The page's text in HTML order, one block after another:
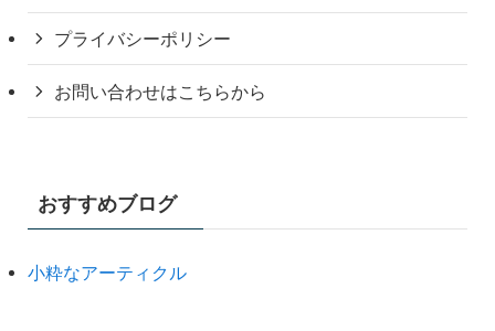
プライバシーポリシー
お問い合わせはこちらから
おすすめブログ
小粋なアーティクル